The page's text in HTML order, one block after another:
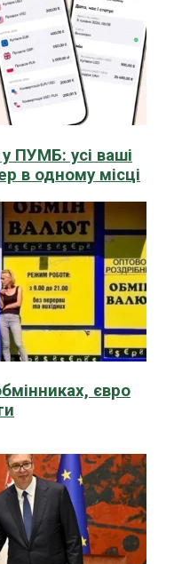
ПУМБ: усі ваші
в одному місці
євро